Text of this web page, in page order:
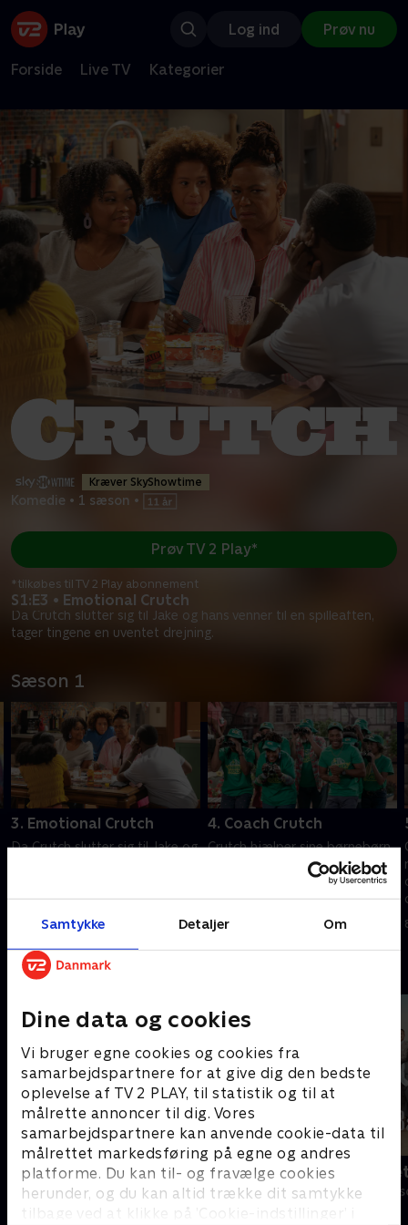
Samtykke Detaljer Om
Dine data og cookies
Vi bruger egne cookies og cookies fra
samarbejdspartnere for at give dig den bedste
oplevelse af TV 2 PLAY, til statistik og til at
målrette annoncer til dig. Vores
samarbejdspartnere kan anvende cookie-data til
målrettet markedsføring på egne og andres
platforme. Du kan til- og fravælge cookies
herunder, og du kan altid trække dit samtykke
tilbage ved at klikke på ’Cookie-indstillinger’ i
Log ind Prøv nu
Forside Live TV Kategorier
Kræver SkyShowtime
Komedie • 1 sæson •
S1:E3 • Emotional Crutch
Da Crutch slutter sig til Jake og hans venner til en spilleaften,
tager tingene en uventet drejning.
Prøv TV 2 Play*
*tilkøbes til TV 2 Play abonnement
Sæson 1
3. Emotional Crutch
Da Crutch slutter sig til Jake og
drejning.
8. januar 2026 • 25 min
4. Coach Crutch
Crutch hjælper sine børnebørn
på deres første tur med
metroen i storbyen.
Andre så også
Klovn
Komedie • 11 sæsoner Drama • 10